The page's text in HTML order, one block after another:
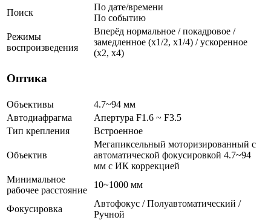
Поиск
По дате/времени
По событию
Режимы
воспроизведения
Вперёд нормальное / покадровое /
замедленное (х1/2, х1/4) / ускоренное
(х2, х4)
Оптика
Объективы
4.7~94 мм
Автодиафрагма
Апертура F1.6 ~ F3.5
Тип крепления
Встроенное
Объектив
Мегапиксельный моторизированный с
автоматической фокусировкой 4.7~94
мм с ИК коррекцией
Минимальное
рабочее расстояние
10~1000 мм
Фокусировка
Автофокус / Полуавтоматический /
Ручной